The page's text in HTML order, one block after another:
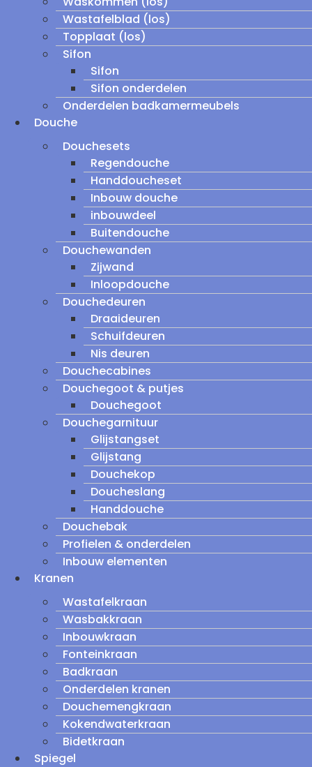
Wastafelblad (los)
Topplaat (los)
Sifon
Sifon
Sifon onderdelen
Onderdelen badkamermeubels
Douche
Douchesets
Regendouche
Handdoucheset
Inbouw douche
inbouwdeel
Buitendouche
Douchewanden
Zijwand
Inloopdouche
Douchedeuren
Draaideuren
Schuifdeuren
Nis deuren
Douchecabines
Douchegoot & putjes
Douchegoot
Douchegarnituur
Glijstangset
Glijstang
Douchekop
Doucheslang
Handdouche
Douchebak
Profielen & onderdelen
Inbouw elementen
Kranen
Wastafelkraan
Wasbakkraan
Inbouwkraan
Fonteinkraan
Badkraan
Onderdelen kranen
Douchemengkraan
Kokendwaterkraan
Bidetkraan
Spiegel